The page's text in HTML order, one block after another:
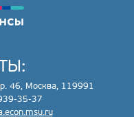
46, Москва, 119991
35-37